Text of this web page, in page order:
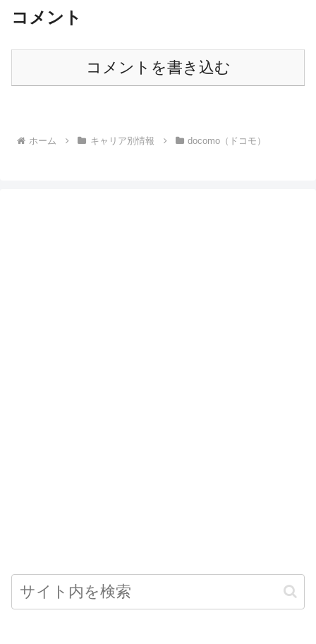
コメント
コメントを書き込む
ホーム キャリア別情報 docomo（ドコモ）